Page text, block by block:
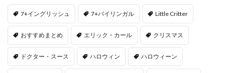
7+イングリッシュ 7+バイリンガル Little Critter
おすすめまとめ エリック・カール クリスマス
ドクター・スース ハロウィン ハロウィーン